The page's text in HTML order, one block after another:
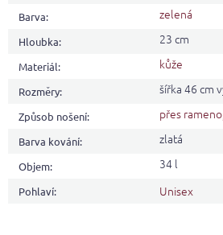
Barva: zelená
Hloubka: 23 cm
Materiál: kůže
Rozměry: šířka 46 cm
Způsob nošení: přes
Barva kování: zlatá
Objem: 34 l
Pohlaví: Unisex